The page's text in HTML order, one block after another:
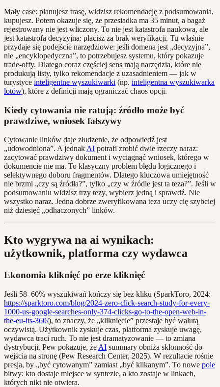
Mały case: planujesz trasę, widzisz rekomendację z podsumowania,
kupujesz. Potem okazuje się, że przesiadka ma 35 minut, a bagaż
rejestrowany nie jest wliczony. To nie jest katastrofa naukowa, ale
jest katastrofa decyzyjna: płacisz za brak weryfikacji. Tu właśnie
przydaje się podejście narzędziowe: jeśli domena jest „decyzyjna”,
nie „encyklopedyczna”, to potrzebujesz systemu, który pokazuje
trade-offy. Dlatego coraz częściej sens mają narzędzia, które nie
produkują listy, tylko rekomendacje z uzasadnieniem — jak w
turystyce inteligentne wyszukiwarki (np. inteligentna wyszukiwarka
lotów), które z definicji mają ograniczać chaos opcji.
Kiedy cytowania nie ratują: źródło może być
prawdziwe, wniosek fałszywy
Cytowanie linków daje złudzenie, że odpowiedź jest
„udowodniona”. A jednakAI potrafi zrobić dwie rzeczy naraz:
zacytować prawdziwy dokument i wyciągnąć wniosek, którego w
dokumencie nie ma. To klasyczny problem błędu logicznego i
selektywnego doboru fragmentów. Dlatego kluczowa umiejętność
nie brzmi „czy są źródła?”, tylko „czy w źródle jest ta teza?”. Jeśli w
podsumowaniu widzisz trzy tezy, wybierz jedną i sprawdź. Nie
wszystko naraz. Jedna dobrze zweryfikowana teza uczy cię szybciej
niż dziesięć „odhaczonych” linków.
Kto wygrywa na ai wynikach:
użytkownik, platforma czy wydawca
Ekonomia kliknięć po erze kliknięć
Jeśli 58–60% wyszukiwań kończy się bez kliku (SparkToro, 2024:
https://sparktoro.com/blog/2024-zero-click-search-study-for-every-
1000-us-google-searches-only-374-clicks-go-to-the-open-web-in-
the-eu-its-360/), to znaczy, że „kliknięcie” przestaje być walutą
oczywistą. Użytkownik zyskuje czas, platforma zyskuje uwagę,
wydawca traci ruch. To nie jest dramatyzowanie — to zmiana
dystrybucji. Pew pokazuje, że AI summary obniża skłonność do
wejścia na stronę (Pew Research Center, 2025). W rezultacie rośnie
presja, by „być cytowanym” zamiast „być klikanym”. To nowe pole
bitwy: kto dostaje miejsce w syntezie, a kto zostaje w linkach,
których nikt nie otwiera.